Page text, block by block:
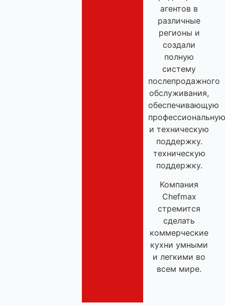
агентов в
различные
регионы и
создали
полную
систему
послепродажного
обслуживания,
обеспечивающую
и техническую
поддержку.
техническую
поддержку.
Компания
Chefmax
стремится
сделать
коммерческие
кухни умными
и легкими во
всем мире.